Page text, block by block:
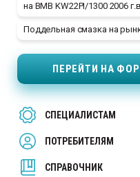
на BMB KW22PI/1300 2006
Поддельная смазка на
ПЕРЕЙТИ НА
СПЕЦИАЛИСТАМ
ПОТРЕБИТЕЛЯМ
СПРАВОЧНИК